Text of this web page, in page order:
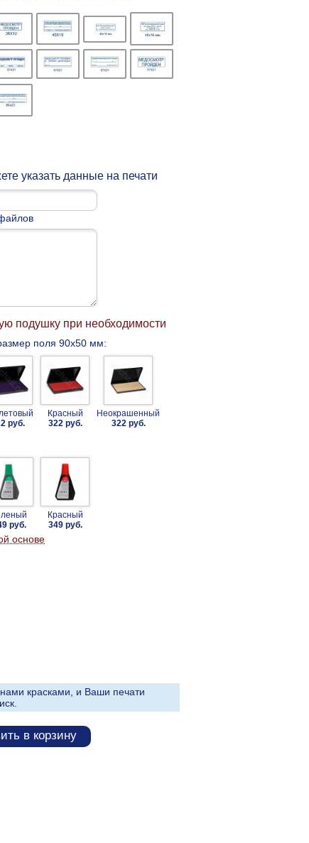
указать данные на печати
подушку при необходимости
поля 90x50 мм:
руб.
Красный
322 руб.
Неокрашенный
322 руб.
руб.
Красный
349 руб.
основе
красками, и Ваши печати
в корзину